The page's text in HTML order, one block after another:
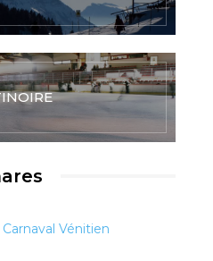
Carnaval Vénitien